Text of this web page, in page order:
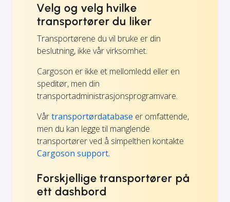
Velg og velg hvilke
transportører du liker
Transportørene du vil bruke er din
beslutning, ikke vår virksomhet.
Cargoson er ikke et mellomledd eller en
speditør, men din
transportadministrasjonsprogramvare.
Vårtransportørdatabase er omfattende,
men du kan legge til manglende
transportører ved å simpelthen kontakte
Cargoson support.
Forskjellige transportører på
ett dashbord